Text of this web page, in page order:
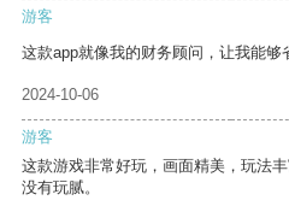
游客
这款app就像我的财务顾问，让我能够
2024-10-06
游客
这款游戏非常好玩，画面精美，玩法
没有玩腻。